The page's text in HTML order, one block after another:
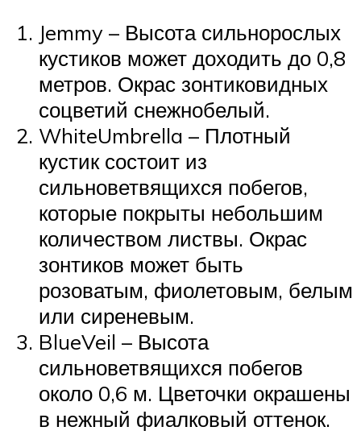
Jemmy – Высота сильнорослых
кустиков может доходить до 0,8
метров. Окрас зонтиковидных
соцветий снежнобелый.
WhiteUmbrella – Плотный
кустик состоит из
сильноветвящихся побегов,
которые покрыты небольшим
количеством листвы. Окрас
зонтиков может быть
розоватым, фиолетовым, белым
или сиреневым.
BlueVeil – Высота
сильноветвящихся побегов
около 0,6 м. Цветочки окрашены
в нежный фиалковый оттенок.